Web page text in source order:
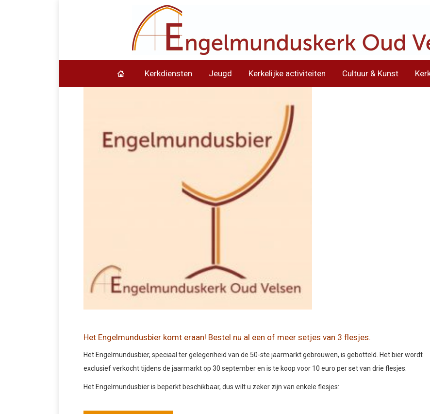
Kerkdiensten Jeugd Kerkelijke activiteiten Cultuur & Kunst
Het Engelmundusbier komt eraan! Bestel nu al een of meer setjes van 3 flesjes.
Het Engelmundusbier, speciaal ter gelegenheid van de 50-ste jaarmarkt gebrouwen, is gebotteld. Het bier wordt
exclusief verkocht tijdens de jaarmarkt op 30 september en is te koop voor 10 euro per set van drie flesjes.
Het Engelmundusbier is beperkt beschikbaar, dus wilt u zeker zijn van enkele flesjes: